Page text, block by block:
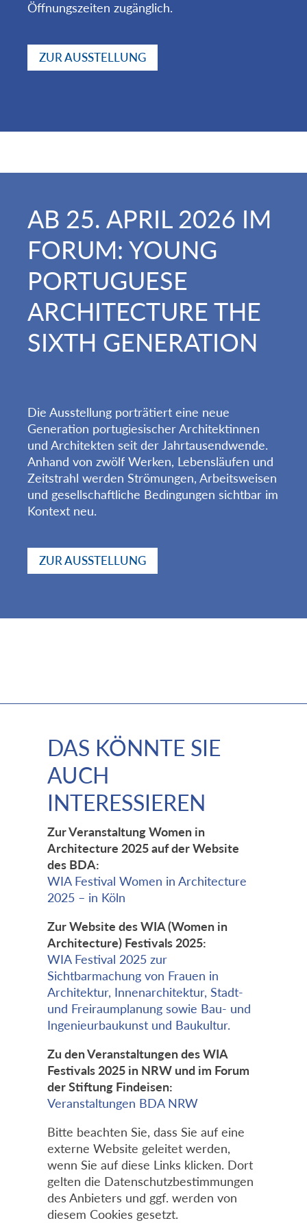
Öffnungszeiten zugänglich.
ZUR AUSSTELLUNG
AB 25. APRIL 2026 IM
FORUM: YOUNG
PORTUGUESE
ARCHITECTURE THE
SIXTH GENERATION
Die Ausstellung porträtiert eine neue
Generation portugiesischer Architektinnen
und Architekten seit der Jahrtausendwende.
Anhand von zwölf Werken, Lebensläufen und
Zeitstrahl werden Strömungen, Arbeitsweisen
und gesellschaftliche Bedingungen sichtbar im
Kontext neu.
ZUR AUSSTELLUNG
DAS KÖNNTE SIE
AUCH
INTERESSIEREN
Zur Veranstaltung Women in
Architecture 2025 auf der Website
des BDA:
WIA Festival Women in Architecture
2025 – in Köln
Zur Website des WIA (Women in
Architecture) Festivals 2025:
WIA Festival 2025 zur
Sichtbarmachung von Frauen in
Architektur, Innenarchitektur, Stadt-
und Freiraumplanung sowie Bau- und
Ingenieurbaukunst und Baukultur.
Zu den Veranstaltungen des WIA
Festivals 2025 in NRW und im Forum
der Stiftung Findeisen:
Veranstaltungen BDA NRW
Bitte beachten Sie, dass Sie auf eine
externe Website geleitet werden,
wenn Sie auf diese Links klicken. Dort
gelten die Datenschutzbestimmungen
des Anbieters und ggf. werden von
diesem Cookies gesetzt.